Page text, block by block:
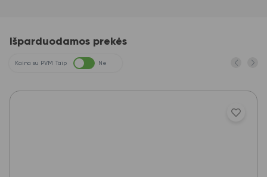
Išparduodamos prekės
Kaina su PVM Taip Ne